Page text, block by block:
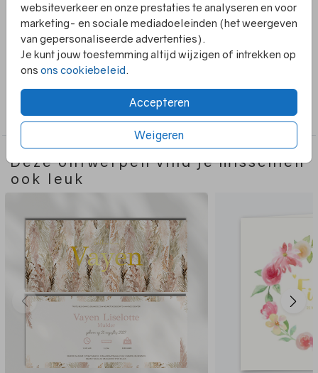
websiteverkeer en onze prestaties te analyseren en voor
marketing- en sociale mediadoeleinden (het weergeven
van gepersonaliseerde advertenties).
Je kunt jouw toestemming altijd wijzigen of intrekken op
ons ons cookiebeleid.
Accepteren
Weigeren
Een liggend, gevouwen geboortekaartje met op de
voorkant lichte takjes in een mooie roze tint. De naam is
afgewerkt met foliedruk. Het hele kaartje is naar wens
aan te passen.
Collectie
Meisje
Deze ontwerpen vind je misschien
ook leuk